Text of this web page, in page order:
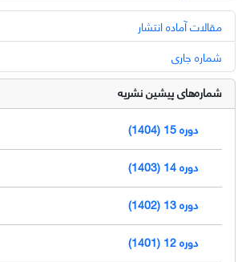
مقالات آماده انتشار
شماره جاری
شماره‌های پیشین نشریه
دوره 15 (1404)
دوره 14 (1403)
دوره 13 (1402)
دوره 12 (1401)